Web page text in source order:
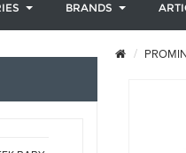
BRANDS